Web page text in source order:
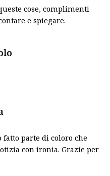
cose, complimenti
e spiegare.
fatto parte di coloro che
con ironia. Grazie per